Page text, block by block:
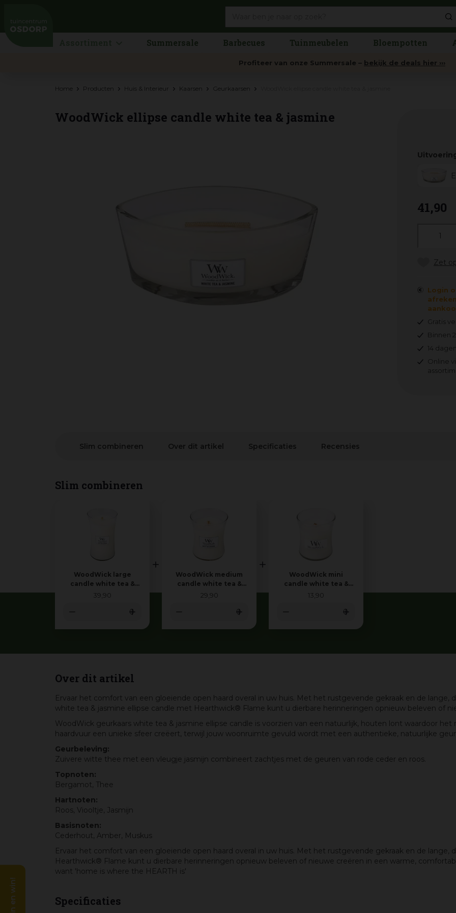
Home Producten Huis & Interieur Kaarsen Geurkaarsen
Summersale Barbecues Tuinmeubelen Bloempotten
Profiteer van onze Summersale – bekijk de deals hier ›››
WoodWick ellipse candle white tea & jasmine
41,90
Login
Gratis
Binnen
14
Online
Slim combineren Over dit artikel Specificaties Recensies
Slim combineren
WoodWick large
candle white tea &
jasmine
39 90
WoodWick medium
candle white tea &
jasmine
29 90
WoodWick mini
candle white tea &
jasmine
13 90
Over dit artikel
Ervaar het comfort van een gloeiende open haard overal in uw huis. Met het rustgevende gekraak en de lange,
white tea & jasmine ellipse candle met Hearthwick® Flame kunt u dierbare herinneringen opnieuw beleven of
WoodWick geurkaars white tea & jasmine ellipse candle is voorzien van een natuurlijk, houten lont waardoor
haardvuur een unieke sfeer creëert, terwijl jouw woonruimte gevuld wordt met een authentieke, natuurlijke
Geurbeleving:
Zuivere witte thee met een vleugje jasmijn combineert zachtjes met de geuren van rode ceder en roos.
Topnoten:
Bergamot, Thee
Hartnoten:
Roos, Viooltje, Jasmijn
Basisnoten:
Cederhout, Amber, Muskus
Ervaar het comfort van een gloeiende open haard overal in uw huis. Met het rustgevende gekraak en de
Hearthwick® Flame kunt u dierbare herinneringen opnieuw beleven of nieuwe creëren in een warme,
want 'home is where the HEARTH is'
Specificaties